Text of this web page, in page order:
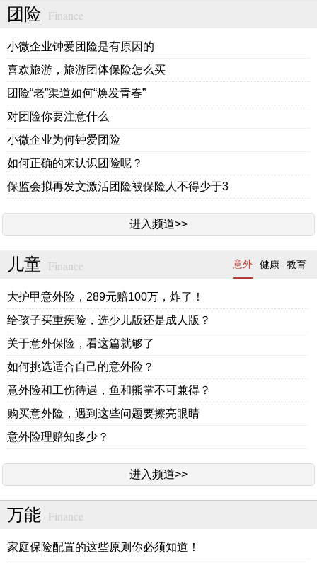
团险 Finance
小微企业钟爱团险是有原因的
喜欢旅游，旅游团体保险怎么买
团险“老”渠道如何“焕发青春”
对团险你要注意什么
小微企业为何钟爱团险
如何正确的来认识团险呢？
保监会拟再发文激活团险被保险人不得少于3
进入频道>>
儿童 Finance 意外 健康 教育
大护甲意外险，289元赔100万，炸了！
给孩子买重疾险，选少儿版还是成人版？
关于意外保险，看这篇就够了
如何挑选适合自己的意外险？
意外险和工伤待遇，鱼和熊掌不可兼得？
购买意外险，遇到这些问题要擦亮眼睛
意外险理赔知多少？
进入频道>>
万能 Finance
家庭保险配置的这些原则你必须知道！